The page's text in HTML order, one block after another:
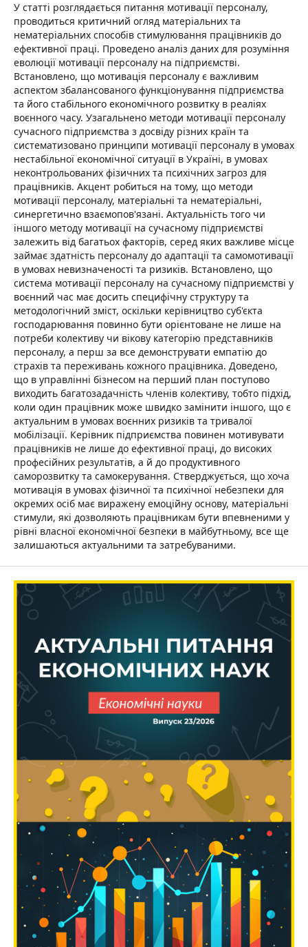
У статті розглядається питання мотивації персоналу,
проводиться критичний огляд матеріальних та
нематеріальних способів стимулювання працівників до
ефективної праці. Проведено аналіз даних для розуміння
еволюції мотивації персоналу на підприємстві.
Встановлено, що мотивація персоналу є важливим
аспектом збалансованого функціонування підприємства
та його стабільного економічного розвитку в реаліях
воєнного часу. Узагальнено методи мотивації персоналу
сучасного підприємства з досвіду різних країн та
систематизовано принципи мотивації персоналу в умовах
нестабільної економічної ситуації в Україні, в умовах
неконтрольованих фізичних та психічних загроз для
працівників. Акцент робиться на тому, що методи
мотивації персоналу, матеріальні та нематеріальні,
синергетично взаємопов'язані. Актуальність того чи
іншого методу мотивації на сучасному підприємстві
залежить від багатьох факторів, серед яких важливе місце
займає здатність персоналу до адаптації та самомотивації
в умовах невизначеності та ризиків. Встановлено, що
система мотивації персоналу на сучасному підприємстві у
воєнний час має досить специфічну структуру та
методологічний зміст, оскільки керівництво суб'єкта
господарювання повинно бути орієнтоване не лише на
потреби колективу чи вікову категорію представників
персоналу, а перш за все демонструвати емпатію до
страхів та переживань кожного працівника. Доведено,
що в управлінні бізнесом на перший план поступово
виходить багатозадачність членів колективу, тобто підхід,
коли один працівник може швидко замінити іншого, що є
актуальним в умовах воєнних ризиків та тривалої
мобілізації. Керівник підприємства повинен мотивувати
працівників не лише до ефективної праці, до високих
професійних результатів, а й до продуктивного
саморозвитку та самокерування. Стверджується, що хоча
мотивація в умовах фізичної та психічної небезпеки для
окремих осіб має виражену емоційну основу, матеріальні
стимули, які дозволяють працівникам бути впевненими у
рівні власної економічної безпеки в майбутньому, все ще
залишаються актуальними та затребуваними.